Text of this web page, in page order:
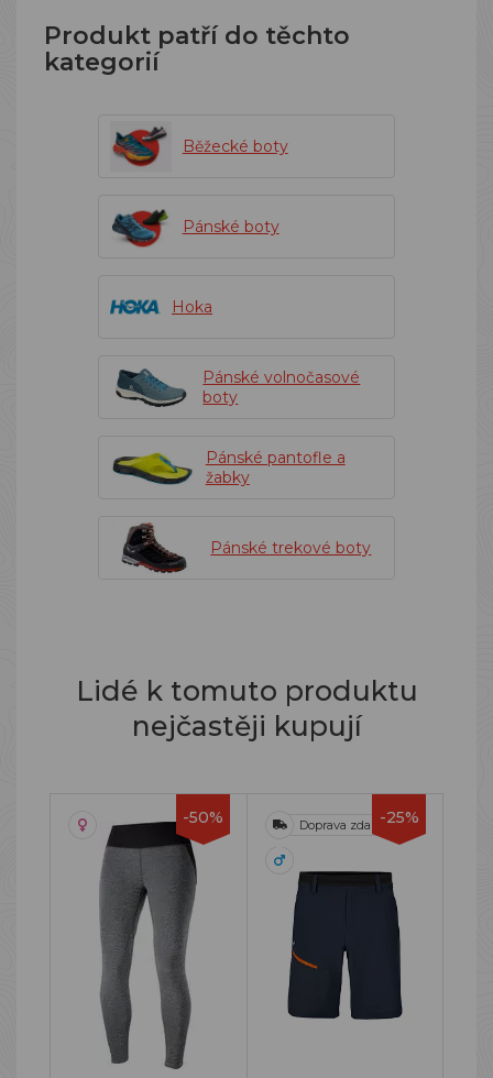
Produkt patří do těchto
kategorií
Běžecké boty
Pánské boty
Hoka
Pánské volnočasové
boty
Pánské pantofle a
žabky
Pánské trekové boty
Lidé k tomuto produktu
nejčastěji kupují
-50% -25%
Doprava zdarma